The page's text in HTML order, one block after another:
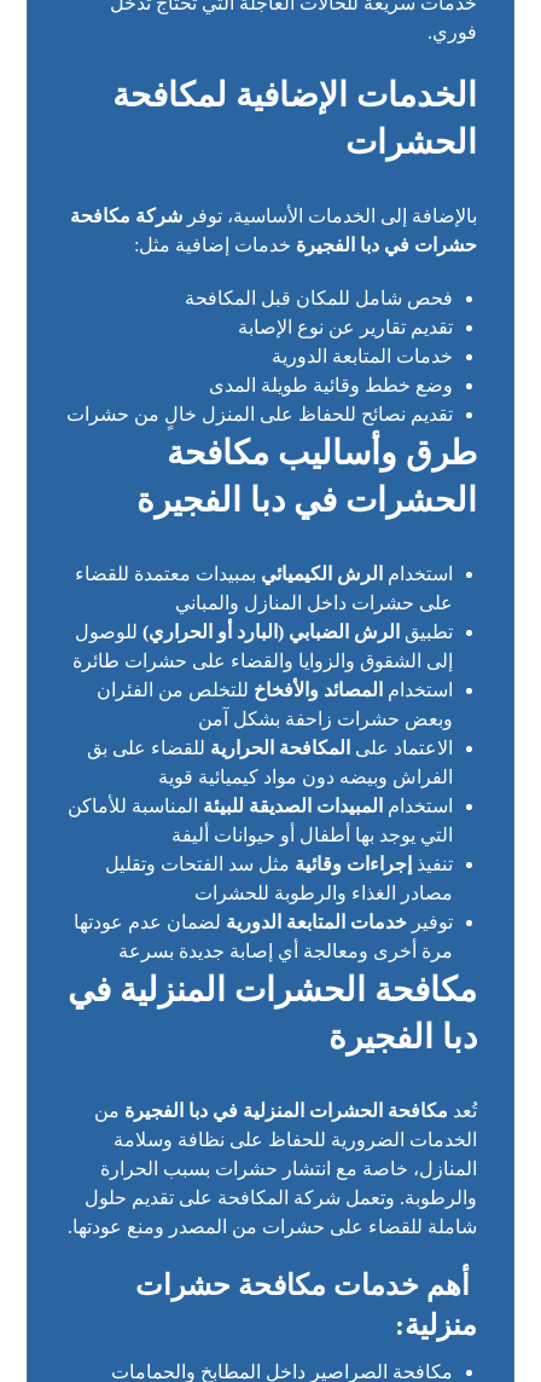
فوري.
الخدمات الإضافية لمكافحة
الحشرات
بالإضافة إلى الخدمات الأساسية، توفرشركة مكافحة
حشرات في دبا الفجيرة خدمات إضافية مثل:
فحص شامل للمكان قبل المكافحة
تقديم تقارير عن نوع الإصابة
خدمات المتابعة الدورية
وضع خطط وقائية طويلة المدى
تقديم نصائح للحفاظ على المنزل خالٍ من حشرات
طرق وأساليب مكافحة
الحشرات في دبا الفجيرة
استخدام الرش الكيميائي بمبيدات معتمدة للقضاء
على حشرات داخل المنازل والمباني
تطبيق الرش الضبابي (البارد أو الحراري) للوصول
إلى الشقوق والزوايا والقضاء على حشرات طائرة
استخدام المصائد والأفخاخ للتخلص من الفئران
وبعض حشرات زاحفة بشكل آمن
الاعتماد على المكافحة الحرارية للقضاء على بق
الفراش وبيضه دون مواد كيميائية قوية
استخدام المبيدات الصديقة للبيئة المناسبة للأماكن
التي يوجد بها أطفال أو حيوانات أليفة
تنفيذ إجراءات وقائية مثل سد الفتحات وتقليل
مصادر الغذاء والرطوبة للحشرات
توفيرخدمات المتابعة الدورية لضمان عدم عودتها
مرة أخرى ومعالجة أي إصابة جديدة بسرعة
مكافحة الحشرات المنزلية في
دبا الفجيرة
تُعد مكافحة الحشرات المنزلية في دبا الفجيرة من
الخدمات الضرورية للحفاظ على نظافة وسلامة
المنازل، خاصة مع انتشار حشرات بسبب الحرارة
والرطوبة. وتعمل شركة المكافحة على تقديم حلول
شاملة للقضاء على حشرات من المصدر ومنع عودتها.
أهم خدمات مكافحة حشرات
منزلية:
مكافحة الصراصير داخل المطابخ والحمامات